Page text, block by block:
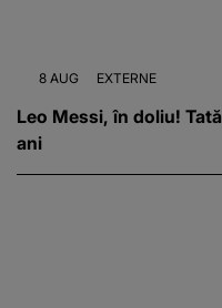
8 AUG EXTERNE
Leo Messi, în doliu!
ani